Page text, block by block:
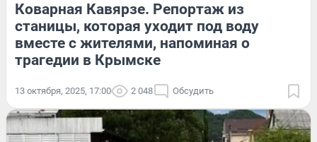
Коварная Кавярзе. Репортаж из
станицы, которая уходит под воду
вместе с жителями, напоминая о
трагедии в Крымске
13 октября, 2025, 17:00 2 048 Обсудить